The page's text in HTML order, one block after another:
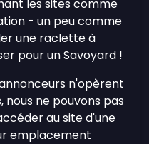
les sites comme
- un peu comme
une raclette à
pour un Savoyard !
n'opèrent
nous ne pouvons pas
au site d'une
emplacement